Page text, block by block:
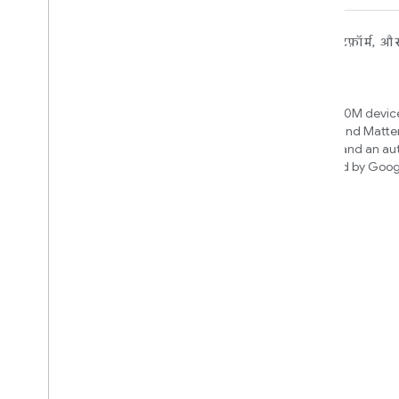
ऐप्लिकेशन, प्लैटफ़ॉर्म,
Access over 600M
Google Home and
infrastructure, and an
engine powered by